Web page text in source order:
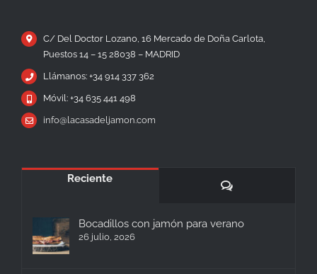
C/ Del Doctor Lozano, 16 Mercado de Doña Carlota,
Puestos 14 – 15 28038 – MADRID
Llámanos: +34 914 337 362
Móvil: +34 635 441 498
info@lacasadeljamon.com
Reciente
Comentarios
Bocadillos con jamón para verano
26 julio, 2026